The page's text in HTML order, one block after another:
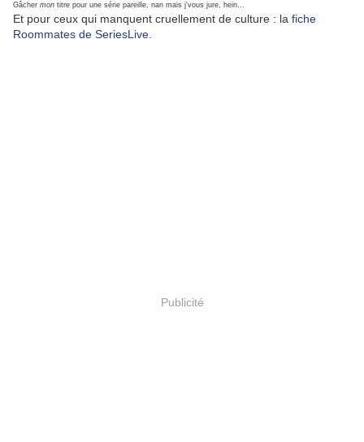
Gâcher mon titre pour une série pareille, nan mais j'vous jure, hein...
Et pour ceux qui manquent cruellement de culture : la fiche
Roommates de SeriesLive
Publicité